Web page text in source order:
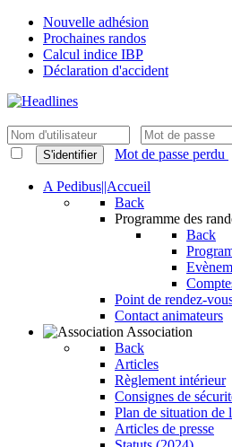
Nouvelle adhésion
Prochaines randos
Calcul indice IBP
Déclaration d'accident
S'identifier Mot de passe perdu
A Pedibus||Accueil
Back
Programme des
Back
Point de rendez-
Contact animateurs
Association
Back
Articles
Règlement intérieur
Consignes de
Plan de situation
Articles de presse